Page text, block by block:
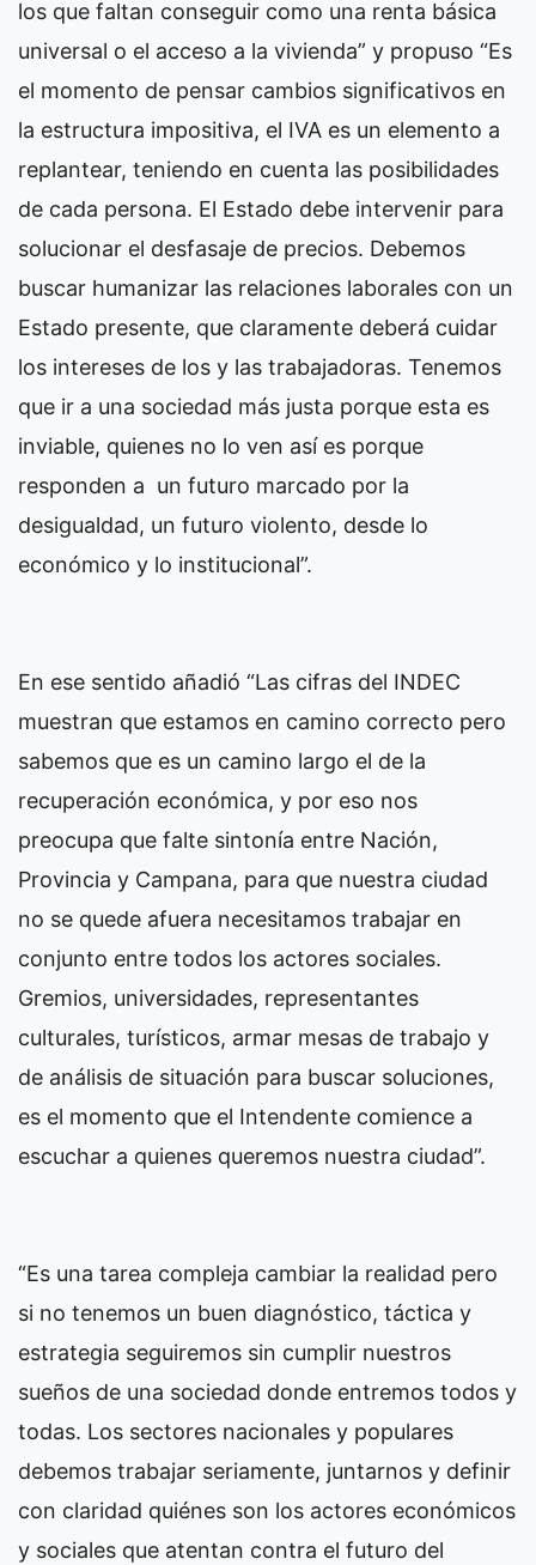
los que faltan conseguir como una renta básica
universal o el acceso a la vivienda” y propuso “Es
el momento de pensar cambios significativos en
la estructura impositiva, el IVA es un elemento a
replantear, teniendo en cuenta las posibilidades
de cada persona. El Estado debe intervenir para
solucionar el desfasaje de precios. Debemos
buscar humanizar las relaciones laborales con un
Estado presente, que claramente deberá cuidar
los intereses de los y las trabajadoras. Tenemos
que ir a una sociedad más justa porque esta es
inviable, quienes no lo ven así es porque
responden a un futuro marcado por la
desigualdad, un futuro violento, desde lo
económico y lo institucional”.
En ese sentido añadió “Las cifras del INDEC
muestran que estamos en camino correcto pero
sabemos que es un camino largo el de la
recuperación económica, y por eso nos
preocupa que falte sintonía entre Nación,
Provincia y Campana, para que nuestra ciudad
no se quede afuera necesitamos trabajar en
conjunto entre todos los actores sociales.
Gremios, universidades, representantes
culturales, turísticos, armar mesas de trabajo y
de análisis de situación para buscar soluciones,
es el momento que el Intendente comience a
escuchar a quienes queremos nuestra ciudad”.
“Es una tarea compleja cambiar la realidad pero
si no tenemos un buen diagnóstico, táctica y
estrategia seguiremos sin cumplir nuestros
sueños de una sociedad donde entremos todos y
todas. Los sectores nacionales y populares
debemos trabajar seriamente, juntarnos y definir
con claridad quiénes son los actores económicos
y sociales que atentan contra el futuro del